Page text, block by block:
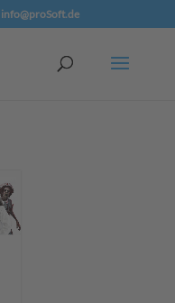
info@proSoft.de